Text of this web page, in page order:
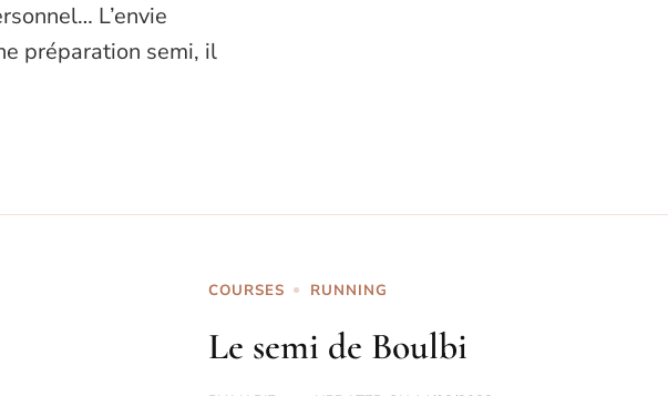
L’envie
préparation semi, il
COURSES RUNNING
Le semi de Boulbi